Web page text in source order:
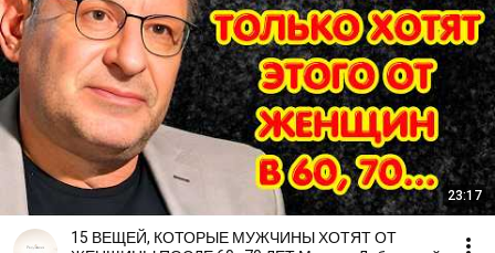
23:17
15 ВЕЩЕЙ, КОТОРЫЕ МУЖЧИНЫ ХОТЯТ ОТ